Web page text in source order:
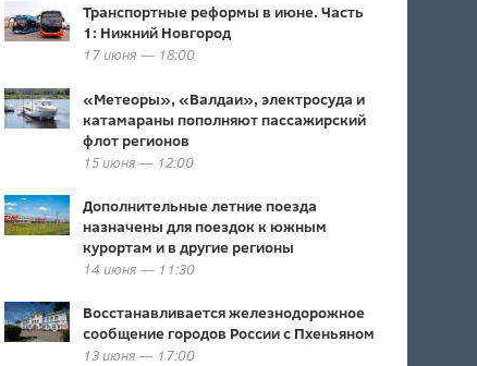
Транспортные реформы в июне. Часть
1: Нижний Новгород
17 июня — 18:00
«Метеоры», «Валдаи», электросуда и
катамараны пополняют пассажирский
флот регионов
15 июня — 12:00
Дополнительные летние поезда
назначены для поездок к южным
курортам и в другие регионы
14 июня — 11:30
Восстанавливается железнодорожное
сообщение городов России с Пхеньяном
13 июня — 17:00